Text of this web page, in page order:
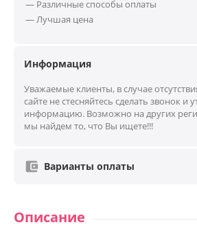
— Различные способы оплаты
— Лучшая цена
Информация
Уважаемые клиенты, в случае
сайте не стесняйтесь сделать звонок и
информацию. Возможно на других
мы найдем то, что Вы ищете!!!
Варианты оплаты
Описание